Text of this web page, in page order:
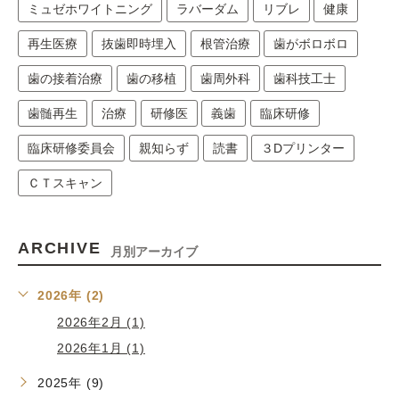
ミュゼホワイトニング ラバーダム リブレ 健康
再生医療 抜歯即時埋入 根管治療 歯がボロボロ
歯の接着治療 歯の移植 歯周外科 歯科技工士
歯髄再生 治療 研修医 義歯 臨床研修
臨床研修委員会 親知らず 読書 ３Dプリンター
ＣＴスキャン
ARCHIVE 月別アーカイブ
2026年 (2)
2026年2月 (1)
2026年1月 (1)
2025年 (9)